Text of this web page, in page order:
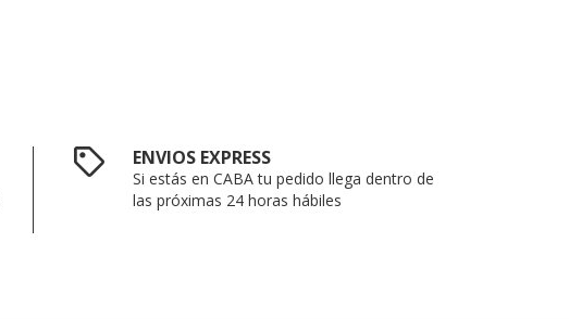
ENVIOS EXPRESS
Si estás en CABA tu pedido llega dentro de
las próximas 24 horas hábiles